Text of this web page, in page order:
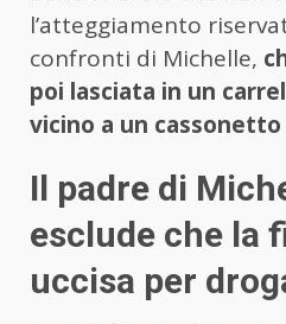
l’atteggiamento
confronti di Michelle,
poi lasciata in un
vicino a un
Il padre di
esclude che la
uccisa per